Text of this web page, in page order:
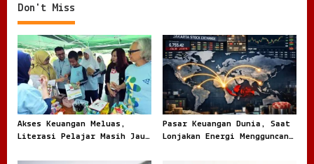
Don't Miss
Akses Keuangan Meluas,
Literasi Pelajar Masih Jauh
Pasar Keuangan Dunia, Saat
Lonjakan Energi Mengguncang